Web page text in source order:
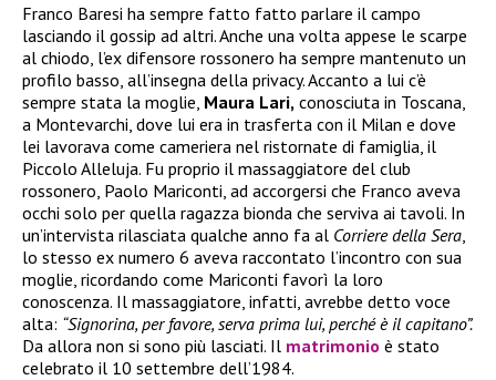
Franco Baresi ha sempre fatto fatto parlare il campo
lasciando il gossip ad altri. Anche una volta appese le scarpe
al chiodo, l’ex difensore rossonero ha sempre mantenuto un
profilo basso, all’insegna della privacy. Accanto a lui c’è
sempre stata la moglie, Maura Lari, conosciuta in Toscana,
a Montevarchi, dove lui era in trasferta con il Milan e dove
lei lavorava come cameriera nel ristornate di famiglia, il
Piccolo Alleluja. Fu proprio il massaggiatore del club
rossonero, Paolo Mariconti, ad accorgersi che Franco aveva
occhi solo per quella ragazza bionda che serviva ai tavoli. In
un’intervista rilasciata qualche anno fa al Corriere della Sera
lo stesso ex numero 6 aveva raccontato l’incontro con sua
moglie, ricordando come Mariconti favorì la loro
conoscenza. Il massaggiatore, infatti, avrebbe detto voce
alta: “Signorina, per favore, serva prima lui, perché è il capitano”.
Da allora non si sono più lasciati. Il matrimonio è stato
celebrato il 10 settembre dell’1984.